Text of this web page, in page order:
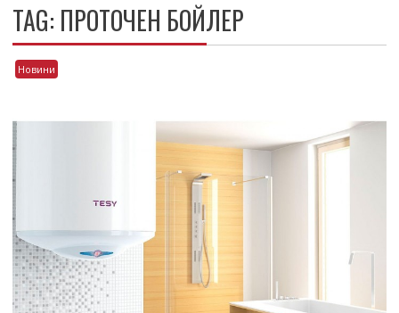
TAG: ПРОТОЧЕН БОЙЛЕР
Новини